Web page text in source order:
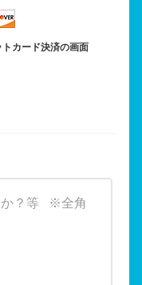
カード決済の画面